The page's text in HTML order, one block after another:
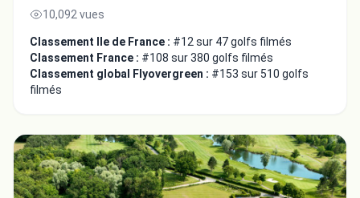
10,092 vues
Classement Ile de France : #12 sur 47 golfs filmés
Classement France : #108 sur 380 golfs filmés
Classement global Flyovergreen : #153 sur 510 golfs
filmés